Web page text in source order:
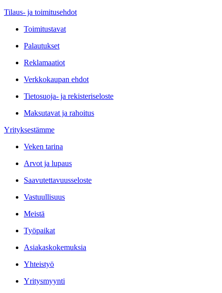
Tilaus- ja toimitusehdot
Toimitustavat
Palautukset
Reklamaatiot
Verkkokaupan ehdot
Tietosuoja- ja rekisteriseloste
Maksutavat ja rahoitus
Yrityksestämme
Veken tarina
Arvot ja lupaus
Saavutettavuusseloste
Vastuullisuus
Meistä
Työpaikat
Asiakaskokemuksia
Yhteistyö
Yritysmyynti